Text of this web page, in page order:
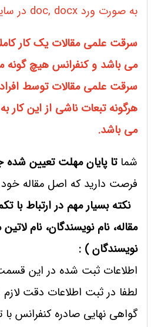
به صورت ورد doc, docx در سایت درج شود.
سرقت علمی مقالات یک کار
می باشد و کنفرانس هیچ گونه
سرقت علمی مقالات توسط
هرگونه تبعات ناشی از این کار
می باشد.
شماتا پایان مهلت تعیین
فرصت دارید که اصل مقاله خود
نکته بسیار مهم در ارتباط با
مقاله، نام نویسندگان، نام
نویسندگان ) :
اطلاعات ثبت شده در این
لطفا در ثبت اطلاعات دقت لازم
گواهی نهایی صادره کنفرانس